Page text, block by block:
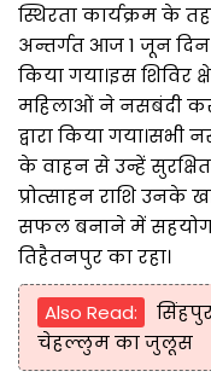
स्थिरता कार्यक्रम के
अन्तर्गत आज 1 जून
किया गया।इस शिविर
महिलाओं ने नसबंदी
द्वारा किया गया।सभी
के वाहन से उन्हें
प्रोत्साहन राशि उनके
सफल बनाने में सहयोग
तिहैतनपुर का रहा।
Also Read:
चेहल्लुम का जुलूस